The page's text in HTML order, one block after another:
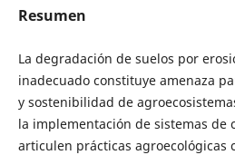
Resumen
La degradación de suelos por
inadecuado constituye amenaza
y sostenibilidad de
la implementación de sistemas de
articulen prácticas agroecológicas